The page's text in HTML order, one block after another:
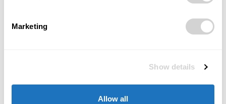
Marketing
Show details
Allow all
Josef Nudera